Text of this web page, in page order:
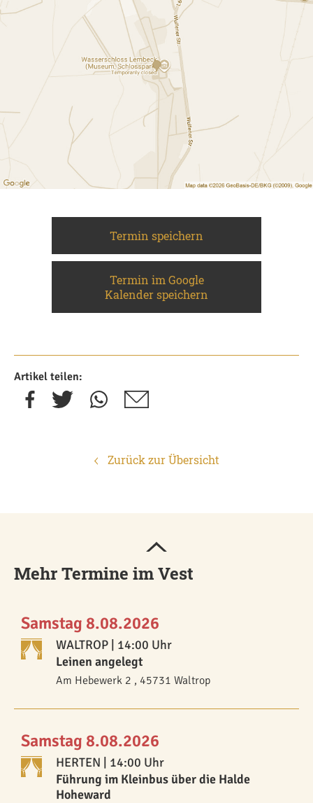
Termin speichern
Termin im Google
Kalender speichern
Artikel teilen:
Zurück zur Übersicht
Mehr Termine im Vest
Samstag 8.08.2026
WALTROP | 14:00 Uhr
Leinen angelegt
Am Hebewerk 2 , 45731 Waltrop
Samstag 8.08.2026
HERTEN | 14:00 Uhr
Führung im Kleinbus über die Halde
Hoheward